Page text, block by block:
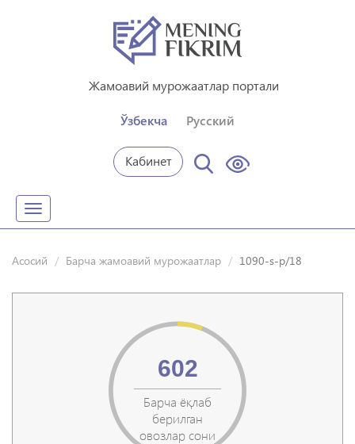
Жамоавий мурожаатлар портали
Ўзбекча Русский
Кабинет
Toggle
navigation
Асосий Барча жамоавий мурожаатлар 1090-s-p/18
Барча ёқлаб
берилган
овозлар сони
602